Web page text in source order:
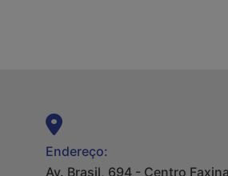
Endereço:
Av. Brasil, 694 - Centro